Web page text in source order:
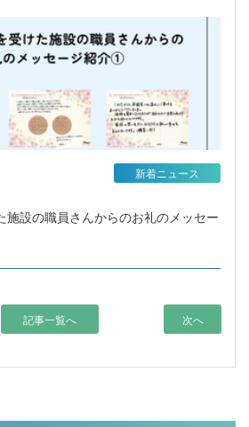
施設の職員さんからのお礼のメッセー
新着ニュース
記事一覧へ 次へ